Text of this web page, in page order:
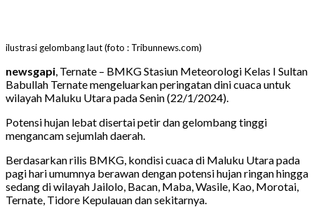
ilustrasi gelombang laut (foto : Tribunnews.com)
newsgapi, Ternate – BMKG Stasiun Meteorologi Kelas I Sultan
Babullah Ternate mengeluarkan peringatan dini cuaca untuk
wilayah Maluku Utara pada Senin (22/1/2024).
Potensi hujan lebat disertai petir dan gelombang tinggi
mengancam sejumlah daerah.
Berdasarkan rilis BMKG, kondisi cuaca di Maluku Utara pada
pagi hari umumnya berawan dengan potensi hujan ringan hingga
sedang di wilayah Jailolo, Bacan, Maba, Wasile, Kao, Morotai,
Ternate, Tidore Kepulauan dan sekitarnya.